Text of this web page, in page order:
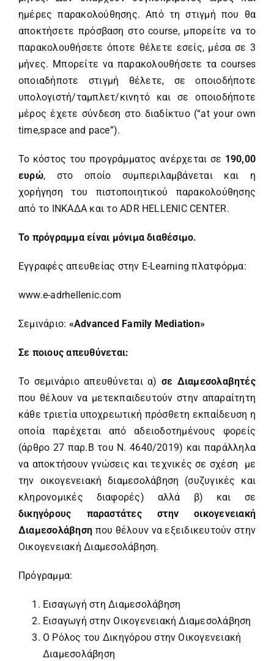
ημέρες παρακολούθησης. Από τη στιγμή που θα
αποκτήσετε πρόσβαση στο course, μπορείτε να το
παρακολουθήσετε όποτε θέλετε εσείς, μέσα σε 3
μήνες. Μπορείτε να παρακολουθήσετε τα courses
οποιαδήποτε στιγμή θέλετε, σε οποιοδήποτε
υπολογιστή/ταμπλετ/κινητό και σε οποιοδήποτε
μέρος έχετε σύνδεση στο διαδίκτυο (“at your own
time,space and pace”).
Το κόστος του προγράμματος ανέρχεται σε 190,00
ευρώ, στο οποίο συμπεριλαμβάνεται και η
χορήγηση του πιστοποιητικού παρακολούθησης
από το ΙΝΚΑΔΑ και το ΑDR HELLENIC CENTER.
Το πρόγραμμα είναι μόνιμα διαθέσιμο.
Εγγραφές απευθείας στην E-Learning πλατφόρμα:
www.e-adrhellenic.com
Σεμινάριο: «Advanced Family Mediation»
Σε ποιους απευθύνεται:
Το σεμινάριο απευθύνεται α) σε Διαμεσολαβητές
που θέλουν να μετεκπαιδευτούν στην απαραίτητη
κάθε τριετία υποχρεωτική πρόσθετη εκπαίδευση η
οποία παρέχεται από αδειοδοτημένους φορείς
(άρθρο 27 παρ.Β του Ν. 4640/2019) και παράλληλα
να αποκτήσουν γνώσεις και τεχνικές σε σχέση με
την οικογενειακή διαμεσολάβηση (συζυγικές και
κληρονομικές διαφορές) αλλά β) και σε
δικηγόρους παραστάτες στην οικογενειακή
Διαμεσολάβηση που θέλουν να εξειδικευτούν στην
Οικογενειακή Διαμεσολάβηση.
Πρόγραμμα:
Εισαγωγή στη Διαμεσολάβηση
Εισαγωγή στην Οικογενειακή Διαμεσολάβηση
Ο Ρόλος του Δικηγόρου στην Οικογενειακή
Διαμεσολάβηση